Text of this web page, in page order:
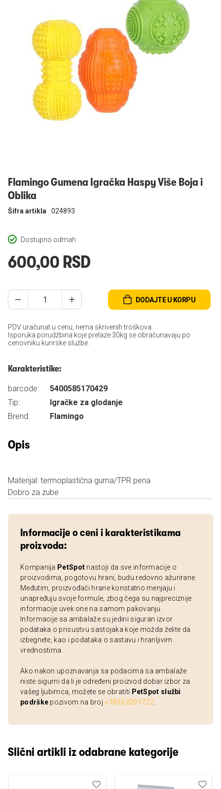
Flamingo Gumena Igračka Haspy Više Boja i
Oblika
Dostupno odmah
Šifra artikla 024893
600,00 RSD
DODAJTE U KORPU
PDV uračunat u cenu, nema skrivenih troškova.
Isporuka porudžbina koje prelaze 30kg se obračunavaju po
cenovniku kurirske službe.
Karakteristike:
barcode:
5400585170429
Tip:
Igračke za glodanje
Brend:
Flamingo
Opis
Materijal: termoplastična guma/TPR pena
Dobro za zube
Informacije o ceni i karakteristikama
proizvoda:
Kompanija PetSpot nastoji da sve informacije o
proizvodima, pogotovu hrani, budu redovno ažurirane.
Međutim, proizvođači hrane konstatno menjaju i
unapređuju svoje formule, zbog čega su najpreciznije
informacije uvek one na samom pakovanju.
Informacije sa ambalaže su jedini siguran izvor
podataka o prisustvu sastojaka koje možda želite da
izbegnete, kao i podataka o sastavu i hranljivim
vrednostima.
Ako nakon upoznavanja sa podacima sa ambalaže
niste sigurni da li je određeni proizvod dobar izbor za
vašeg ljubimca, možete se obratiti PetSpot službi
podrške pozivom na broj+38163291722
Slični artikli iz odabrane kategorije
Dodaj
Uporedi